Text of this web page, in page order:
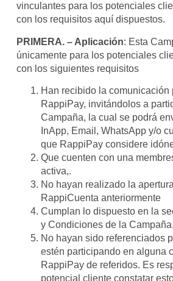
vinculantes para los potenciales
con los requisitos aquí dispuestos.
PRIMERA. – Aplicación: Esta
únicamente para los potenciales
con los siguientes requisitos
Han recibido la comunicación
RappiPay, invitándolos a
Campaña, la cual se podrá
InApp, Email, WhatsApp y/o
que RappiPay considere
Que cuenten con una
activa,.
No hayan realizado la
RappiCuenta anteriormente
Cumplan lo dispuesto en la
y Condiciones de la Campaña.
No hayan sido referenciados
estén participando en alguna
RappiPay de referidos. Es
potencial cliente constatar